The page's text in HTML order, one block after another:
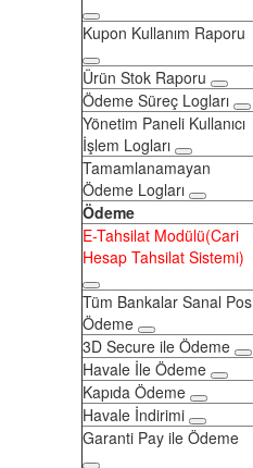
Kupon Kullanım Raporu
Ürün Stok Raporu
Ödeme Süreç Logları
Yönetim Paneli Kullanıcı
İşlem Logları
Tamamlanamayan
Ödeme Logları
Ödeme
E-Tahsilat Modülü(Cari
Hesap Tahsilat Sistemi)
Tüm Bankalar Sanal Pos
Ödeme
3D Secure ile Ödeme
Havale İle Ödeme
Kapıda Ödeme
Havale İndirimi
Garanti Pay ile Ödeme